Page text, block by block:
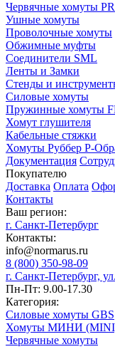
Червячные хомуты
Ушные хомуты
Проволочные хомуты
Обжимные муфты
Соединители SML
Ленты и Замки
Стенды и
Силовые хомуты
Пружинные хомуты
Хомут глушителя
Кабельные стяжки
Хомуты Руббер Р-
Документация
Покупателю
Доставка Оплата
Контакты
Ваш регион:
г. Санкт-Петербург
Контакты:
info@normarus.ru
8 (800) 350-98-09
г. Санкт-Петербург,
Пн-Пт: 9.00-17.30
Категория:
Силовые хомуты GBS
Хомуты МИНИ
Червячные хомуты